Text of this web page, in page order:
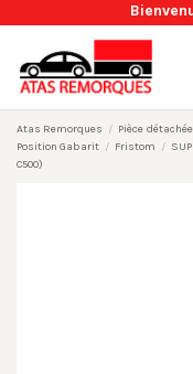
Atas Remorques Pièce
Position Gabarit
Fristom
C500)